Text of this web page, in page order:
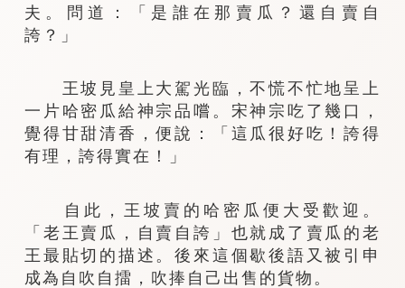
夫。問道：「是誰在那賣瓜？還自賣自
誇？」
王坡見皇上大駕光臨，不慌不忙地呈上
一片哈密瓜給神宗品嚐。宋神宗吃了幾口，
覺得甘甜清香，便說：「這瓜很好吃！誇得
有理，誇得實在！」
自此，王坡賣的哈密瓜便大受歡迎。
「老王賣瓜，自賣自誇」也就成了賣瓜的老
王最貼切的描述。後來這個歇後語又被引申
成為自吹自擂，吹捧自己出售的貨物。